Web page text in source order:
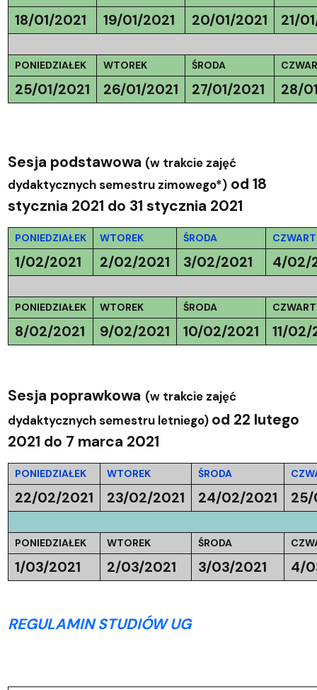
18/01/2021 19/01/2021 20/01/2021 21/
PONIEDZIAŁEK WTOREK ŚRODA
25/01/2021 26/01/2021 27/01/2021 28/
Sesja podstawowa (w trakcie zajęć
dydaktycznych semestru zimowego*)od 18
stycznia 2021 do 31 stycznia 2021
PONIEDZIAŁEK WTOREK ŚRODA
1/02/2021 2/02/2021 3/02/2021 4/02/
PONIEDZIAŁEK WTOREK ŚRODA
8/02/2021 9/02/2021 10/02/2021 11/02/
Sesja poprawkowa (w trakcie zajęć
dydaktycznych semestru letniego) od 22 lutego
2021 do 7 marca 2021
PONIEDZIAŁEK WTOREK ŚRODA
22/02/2021 23/02/2021 24/02/2021 25/
PONIEDZIAŁEK WTOREK ŚRODA
1/03/2021 2/03/2021 3/03/2021 4/
REGULAMIN STUDIÓW UG